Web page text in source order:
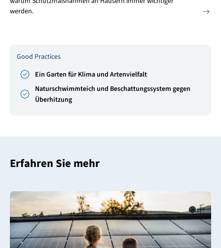
werden.
Good Practices
Ein Garten für Klima und Artenvielfalt
Naturschwimmteich und Beschattungssystem gegen
Überhitzung
Erfahren Sie mehr